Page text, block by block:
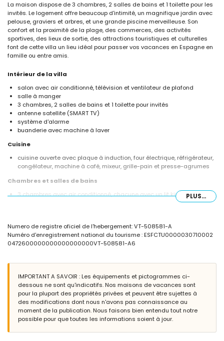
La maison dispose de 3 chambres, 2 salles de bains et 1 toilette pour les
invités. Le logement offre beaucoup d'intimité, un magnifique jardin avec
pelouse, graviers et arbres, et une grande piscine merveilleuse. Son
confort et la proximité de la plage, des commerces, des activités
sportives, des lieux de sortie, des attractions touristiques et culturelles
font de cette villa un lieu idéal pour passer vos vacances en Espagne en
famille ou entre amis.
Intérieur de la villa
salon avec air conditionné, télévision et ventilateur de plafond
salle à manger
3 chambres, 2 salles de bains et 1 toilette pour invités
antenne satellite (SMART TV)
système d'alarme
buanderie avec machine à laver
Cuisine
cuisine ouverte avec plaque à induction, four électrique, réfrigérateur,
congélateur, machine à café, mixeur, grille-pain et presse-agrumes
Chambres et salles de bains
3 chambres avec air conditionné, chacune avec un lit king size
Extérieur de la villa
grand terrain clôturé
magnifique jardin avec pelouse, graviers, arbres et mobilier de jardin
avec transats
2 terrasses dont 1 couverte
barbecue
coin salon extérieur et coin repas extérieur
Informations supplémentaires
rivière ou rive la plus proche : Mediterráneo, Jávea (à moins de 1000
PLUS...
Numero de registre oficiel de l'hebergement: VT-508581-A
Numéro d'enregistrement national du tourisme : ESFCTU0000030710002
0472600000000000000000VT-508581-A6
IMPORTANT A SAVOIR : Les équipements et pictogrammes ci-
dessous ne sont qu'indicatifs. Nos maisons de vacances sont
pour la plupart des propriétés privées et peuvent être sujettes à
des modifications dont nous n'avons pas connaissance au
moment de la publication. Nous faisons bien entendu tout notre
possible pour que toutes les informations soient à jour.